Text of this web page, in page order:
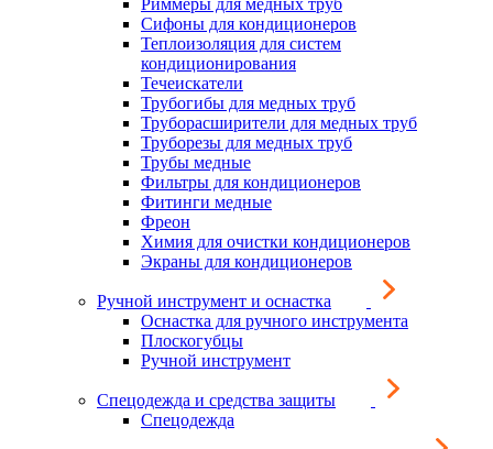
Риммеры для медных труб
Сифоны для кондиционеров
Теплоизоляция для систем
кондиционирования
Течеискатели
Трубогибы для медных труб
Труборасширители для медных труб
Труборезы для медных труб
Трубы медные
Фильтры для кондиционеров
Фитинги медные
Фреон
Химия для очистки кондиционеров
Экраны для кондиционеров
Ручной инструмент и оснастка
Оснастка для ручного инструмента
Плоскогубцы
Ручной инструмент
Спецодежда и средства защиты
Спецодежда